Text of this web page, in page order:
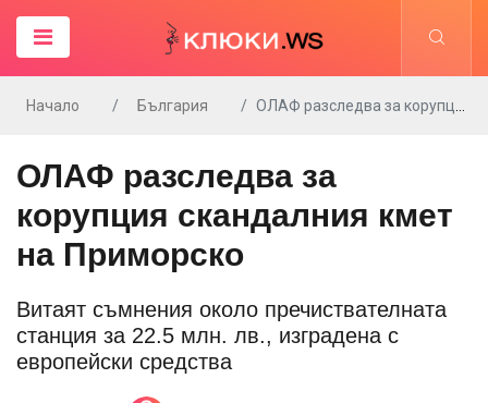
Начало България ОЛАФ разследва за корупция скандалния кмет на Приморско
ОЛАФ разследва за
корупция скандалния кмет
на Приморско
Витаят съмнения около пречиствателната
станция за 22.5 млн. лв., изградена с
европейски средства